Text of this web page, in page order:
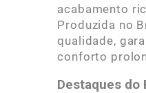
acabamento
Produzida no
qualidade,
conforto
Destaques do